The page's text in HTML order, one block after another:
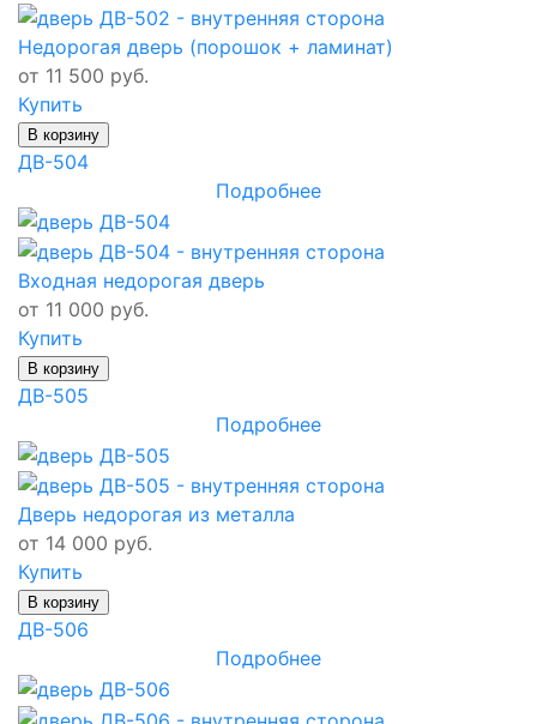
Недорогая дверь (порошок + ламинат)
от 11 500 руб.
Купить
В корзину
ДВ-504
Подробнее
Входная недорогая дверь
от 11 000 руб.
Купить
В корзину
ДВ-505
Подробнее
Дверь недорогая из металла
от 14 000 руб.
Купить
В корзину
ДВ-506
Подробнее